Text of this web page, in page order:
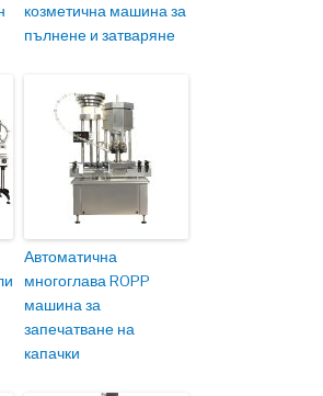
козметична машина за
пълнене и затваряне
Автоматична
многоглава ROPP
машина за
запечатване на
капачки